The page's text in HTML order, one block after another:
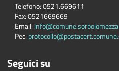
Telefono:0521.669611
Fax:0521669669
Email:
Pec:
Seguici su